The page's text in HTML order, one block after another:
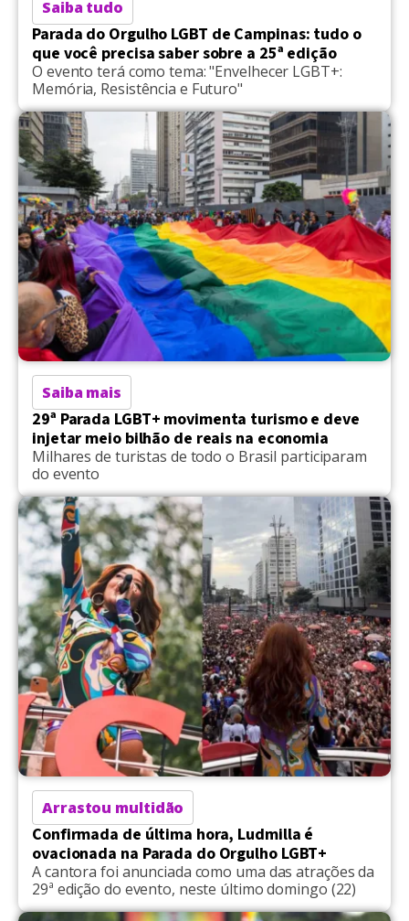
Saiba tudo
Parada do Orgulho LGBT de Campinas: tudo o
que você precisa saber sobre a 25ª edição
O evento terá como tema: "Envelhecer LGBT+:
Memória, Resistência e Futuro"
Saiba mais
29ª Parada LGBT+ movimenta turismo e deve
injetar meio bilhão de reais na economia
Milhares de turistas de todo o Brasil participaram
do evento
Arrastou multidão
Confirmada de última hora, Ludmilla é
ovacionada na Parada do Orgulho LGBT+
A cantora foi anunciada como uma das atrações da
29ª edição do evento, neste último domingo (22)